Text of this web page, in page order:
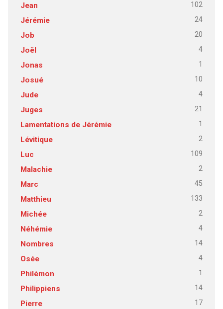
Jean 102
Jérémie 24
Job 20
Joël 4
Jonas 1
Josué 10
Jude 4
Juges 21
Lamentations de Jérémie 1
Lévitique 2
Luc 109
Malachie 2
Marc 45
Matthieu 133
Michée 2
Néhémie 4
Nombres 14
Osée 4
Philémon 1
Philippiens 14
Pierre 17